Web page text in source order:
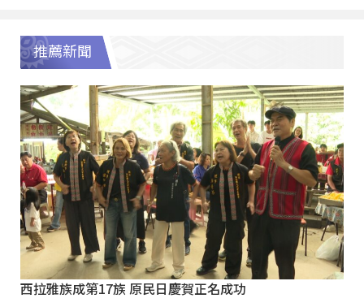
推薦新聞
西拉雅族成第17族 原民日慶賀正名成功